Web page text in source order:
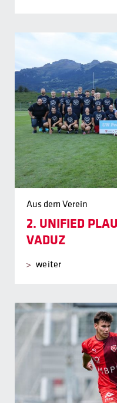
Aus dem Verein
2. UNIFIED
VADUZ
weiter